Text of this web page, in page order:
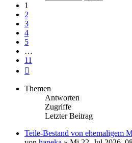
1
2
3
4
5
…
11
Themen
Antworten
Zugriffe
Letzter Beitrag
Teile-Bestand von ehemaligem